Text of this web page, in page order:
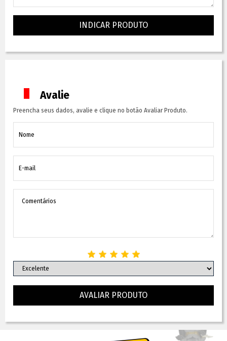
INDICAR PRODUTO
Avalie
Preencha seus dados, avalie e clique no botão Avaliar Produto.
AVALIAR PRODUTO